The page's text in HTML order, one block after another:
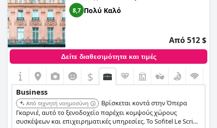
8,7 Πολύ Καλό
Από 512 $
Δείτε διαθεσιμότητα και τιμές
$
Business
Από τεχνητή νοημοσύνη
Βρίσκεται κοντά στην Όπερα
Γκαρνιέ, αυτό το ξενοδοχείο παρέχει κομψούς χώρους
συσκέψεων και επιχειρηματικές υπηρεσίες. Το Sofitel Le Scribe